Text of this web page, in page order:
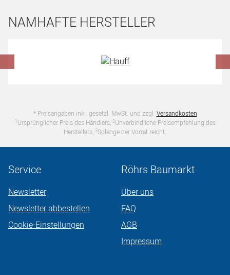
NAMHAFTE HERSTELLER
* Preisangaben inkl. gesetzl. MwSt. und zzgl. Versandkosten
1 Ursprünglicher Preis des Händlers, 2Unverbindliche Preisempfehlung des
Herstellers, 3Solange der Vorrat reicht.
Service
Newsletter
Newsletter abbestellen
Cookie-Einstellungen
Röhrs Baumarkt
Über uns
FAQ
AGB
Impressum